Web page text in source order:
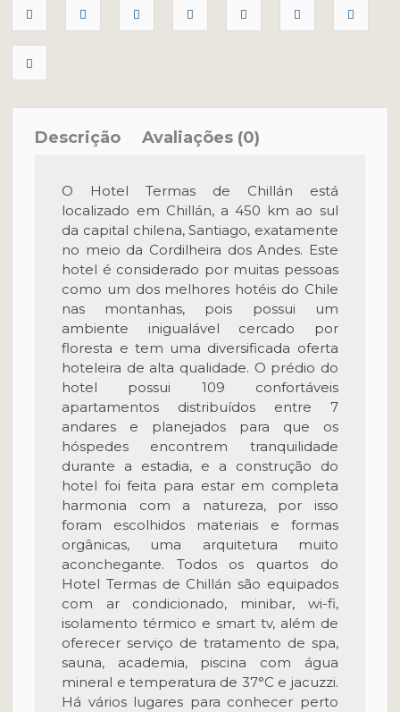
Descrição Avaliações (0)
O Hotel Termas de Chillán está
localizado em Chillán, a 450 km ao sul
da capital chilena, Santiago, exatamente
no meio da Cordilheira dos Andes. Este
hotel é considerado por muitas pessoas
como um dos melhores hotéis do Chile
nas montanhas, pois possui um
ambiente inigualável cercado por
floresta e tem uma diversificada oferta
hoteleira de alta qualidade. O prédio do
hotel possui 109 confortáveis
apartamentos distribuídos entre 7
andares e planejados para que os
hóspedes encontrem tranquilidade
durante a estadia, e a construção do
hotel foi feita para estar em completa
harmonia com a natureza, por isso
foram escolhidos materiais e formas
orgânicas, uma arquitetura muito
aconchegante. Todos os quartos do
Hotel Termas de Chillán são equipados
com ar condicionado, minibar, wi-fi,
isolamento térmico e smart tv, além de
oferecer serviço de tratamento de spa,
sauna, academia, piscina com água
mineral e temperatura de 37°C e jacuzzi.
Há vários lugares para conhecer perto